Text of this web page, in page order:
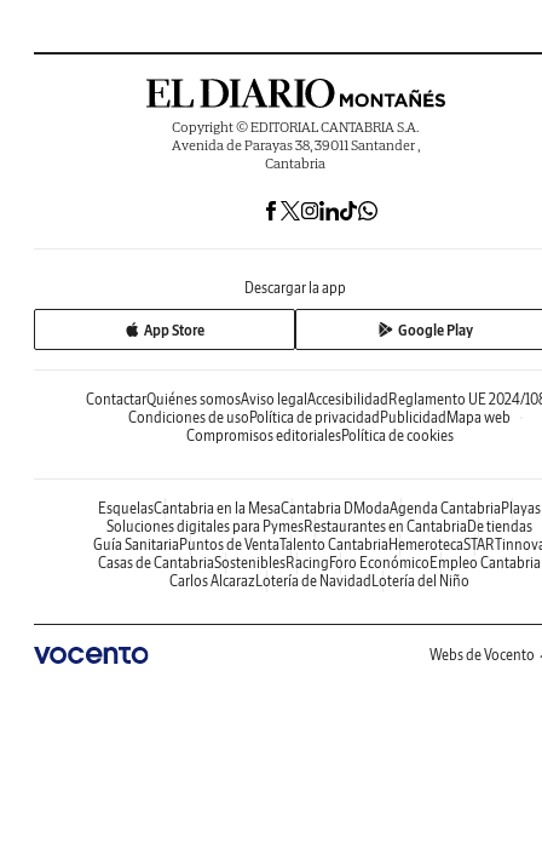
Copyright © EDITORIAL CANTABRIA S.A.
Avenida de Parayas 38, 39011 Santander ,
Cantabria
Descargar la app
App Store Google Play
ContactarQuiénes somosAviso legal Accesibilidad Reglamento UE 2024/
Condiciones de uso Política de privacidad Publicidad Mapa web
Compromisos editorialesPolítica de cookies
EsquelasCantabria en la MesaCantabria DModaAgenda Cantabria Playas
Soluciones digitales para PymesRestaurantes en Cantabria De tiendas
Guía Sanitaria Puntos de VentaTalento Cantabria Hemeroteca
Casas de CantabriaSosteniblesRacing Foro Económico Empleo Cantabria
Carlos AlcarazLotería de Navidad Lotería del Niño
Webs de Vocento